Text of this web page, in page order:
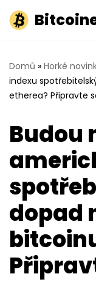
Přeskočit
obsah
Domů » Horké
indexu
etherea? Připravte
Budou
dopad